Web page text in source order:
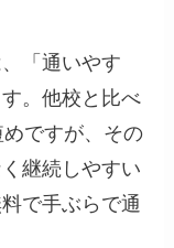
「通いやす
。他校と比べ
ですが、その
継続しやすい
で手ぶらで通